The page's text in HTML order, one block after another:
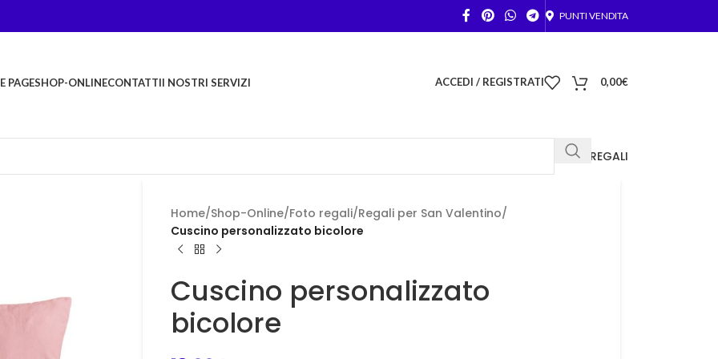
PUNTI VENDITA
PAGESHOP-ONLINECONTATTII NOSTRI SERVIZI ACCEDI / REGISTRATI 0,00€
FOTO REGALI
Home/Shop-Online/Foto regali/Regali per San Valentino/
Cuscino personalizzato bicolore
Cuscino personalizzato
bicolore